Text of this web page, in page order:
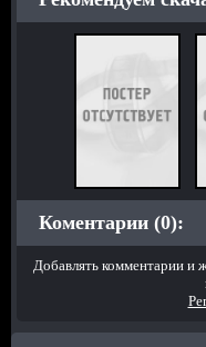
Коментарии (0):
Добавлять комментарии и